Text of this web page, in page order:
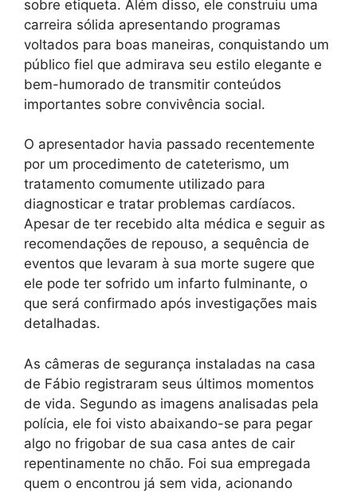
sobre etiqueta. Além disso, ele construiu uma
carreira sólida apresentando programas
voltados para boas maneiras, conquistando um
público fiel que admirava seu estilo elegante e
bem-humorado de transmitir conteúdos
importantes sobre convivência social.
O apresentador havia passado recentemente
por um procedimento de cateterismo, um
tratamento comumente utilizado para
diagnosticar e tratar problemas cardíacos.
Apesar de ter recebido alta médica e seguir as
recomendações de repouso, a sequência de
eventos que levaram à sua morte sugere que
ele pode ter sofrido um infarto fulminante, o
que será confirmado após investigações mais
detalhadas.
As câmeras de segurança instaladas na casa
de Fábio registraram seus últimos momentos
de vida. Segundo as imagens analisadas pela
polícia, ele foi visto abaixando-se para pegar
algo no frigobar de sua casa antes de cair
repentinamente no chão. Foi sua empregada
quem o encontrou já sem vida, acionando